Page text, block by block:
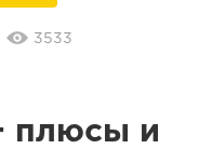
3533
плюсы и